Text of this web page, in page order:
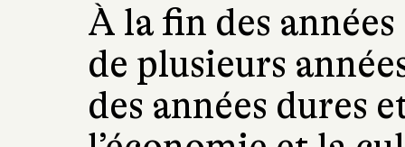
À la fin des
de plusieurs
des années dures